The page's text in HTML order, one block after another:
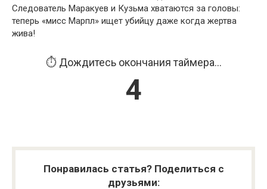
Следователь Маракуев и Кузьма хватаются за головы:
теперь «мисс Марпл» ищет убийцу даже когда жертва
жива!
⏱️ Дождитесь окончания таймера...
4
Понравилась статья? Поделиться с
друзьями: